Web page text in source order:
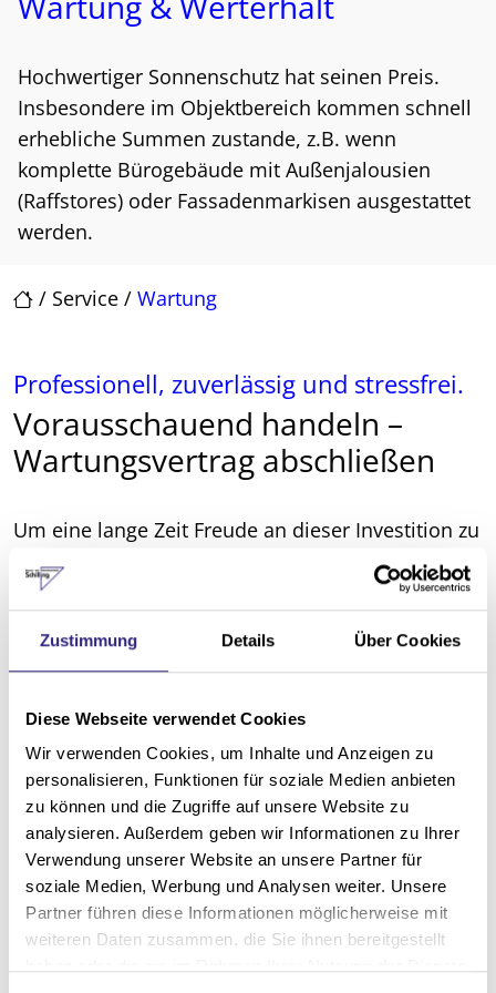
Zustimmung Details Über Cookies
Diese Webseite verwendet Cookies
Wir verwenden Cookies, um Inhalte und Anzeigen zu
personalisieren, Funktionen für soziale Medien anbieten
zu können und die Zugriffe auf unsere Website zu
analysieren. Außerdem geben wir Informationen zu Ihrer
Verwendung unserer Website an unsere Partner für
soziale Medien, Werbung und Analysen weiter. Unsere
Partner führen diese Informationen möglicherweise mit
weiteren Daten zusammen, die Sie ihnen bereitgestellt
/ Service / Wartung
Hochwertiger Sonnenschutz hat seinen Preis.
Insbesondere im Objektbereich kommen schnell
erhebliche Summen zustande, z.B. wenn
komplette Bürogebäude mit Außenjalousien
(Raffstores) oder Fassadenmarkisen ausgestattet
werden.
Professionell, zuverlässig und stressfrei.
Vorausschauend handeln –
Wartungsvertrag abschließen
Um eine lange Zeit Freude an dieser Investition zu
haben, sollten Sonnenschutzanlagen regelmäßig
gewartet werden. Schließen Sie einen
vereinbarten Turnus Ihre Sonnenschutzprodukte,
Bei Bedarf kümmern wir uns gerne um die
Anmietung einer entsprechenden Arbeitsbühne,
damit wir auch Anlagen in höher gelegenen
Etagen überprüfen können. Auch die
Genehmigung etwaig nötiger Absperrungen
können wir für Sie einholen.